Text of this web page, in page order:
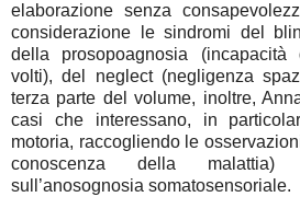
elaborazione senza
considerazione le sindromi del
della prosopoagnosia
volti), del neglect (negligenza
terza parte del volume, inoltre,
casi che interessano, in
motoria, raccogliendo le
conoscenza della
sull’anosognosia somatosensoriale.